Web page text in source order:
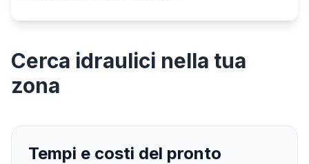
Cerca idraulici nella tua
zona
Tempi e costi del pronto